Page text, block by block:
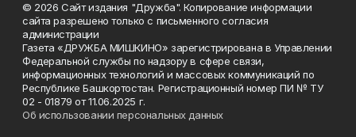
© 2026 Сайт издания "Дружба". Копирование информации
сайта разрешено только с письменного согласия
администрации
Газета «ДРУЖБА МИШКИНО» зарегистрирована в Управлении
Федеральной службы по надзору в сфере связи,
информационных технологий и массовых коммуникаций по
Республике Башкортостан. Регистрационный номер ПИ № ТУ
02 - 01879 от 11.06.2025 г.
Об использовании персональных данных